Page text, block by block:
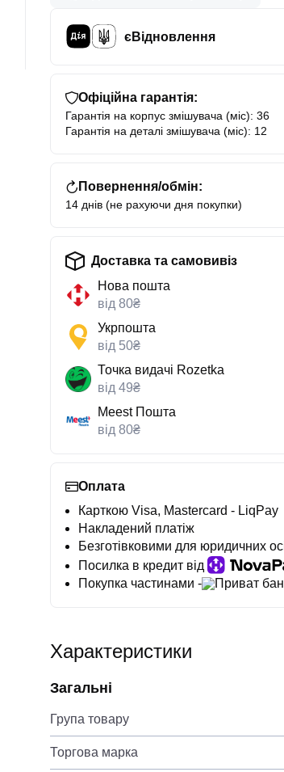
єВідновлення
Офіційна гарантія:
Гарантія на корпус змішувача (міс): 36
Гарантія на деталі змішувача (міс): 12
Повернення/обмін:
14 днів (не рахуючи дня покупки)
Доставка та самовивіз
Нова пошта
від 80₴
Укрпошта
від 50₴
Точка видачі Rozetka
від 49₴
Meest Пошта
від 80₴
Оплата
Карткою Visa, Mastercard - LiqPay
Накладений платіж
Безготівковими для юридичних
Посилка в кредит від
Покупка частинами -
Приват
Характеристики
Загальні
Група товару
Торгова марка